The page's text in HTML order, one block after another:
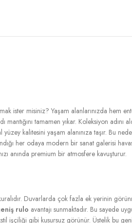
ister misiniz? Yaşam alanlarınızda hem
tamamen yıkar. Koleksiyon adını
kalitesini yaşam alanınıza taşır. Bu
her odaya modern bir sanat galerisi
anında premium bir atmosfere kavuşturur.
Duvarlarda çok fazla ek yerinin
rulo avantajı sunmaktadır. Bu sayede
işçiliği gibi kusursuz görünür. Üstelik bu